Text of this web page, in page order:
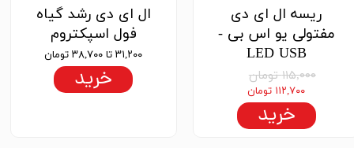
ریسه ال ای دی
مفتولی یو اس بی -
LED USB
۱۱۵,۰۰۰ تومان
۱۱۲,۷۰۰ تومان
خرید
ال ای دی رشد گیاه
فول اسپکتروم
۳۱,۲۰۰ تا ۳۸,۷۰۰ تومان
خرید